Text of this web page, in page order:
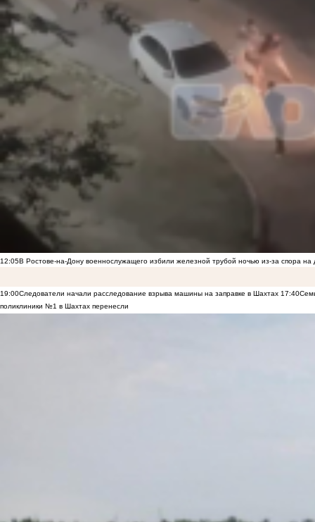
12:05В Ростове-на-Дону военнослужащего избили железной трубой ночью из-за спора на
19:00Следователи начали расследование взрыва машины на заправке в Шахтах 17:40
поликлиники №1 в Шахтах перенесли